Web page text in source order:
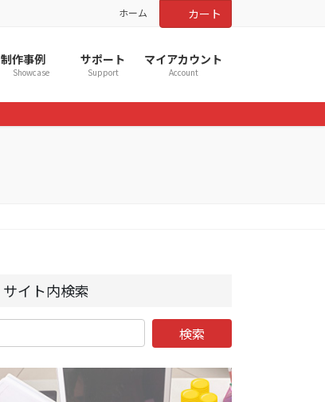
ホーム カート
制作事例
Showcase
サポート
Support
マイアカウント
Account
サイト内検索